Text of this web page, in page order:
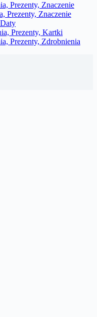
Prezenty, Znaczenie
Prezenty, Znaczenie
Prezenty, Kartki
Prezenty, Zdrobnienia